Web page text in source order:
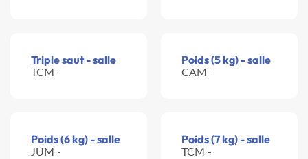
Triple saut - salle
TCM -
Poids (5 kg) - salle
CAM -
Poids (6 kg) - salle
JUM -
Poids (7 kg) - salle
TCM -